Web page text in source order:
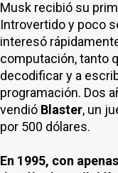
Musk recibió su
Introvertido y poco
interesó
computación, tanto
decodificar y a
programación. Dos
vendió Blaster, un
por 500 dólares.
En 1995, con